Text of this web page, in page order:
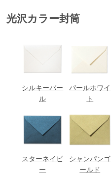
光沢カラー封筒
シルキーパー
ル
パールホワイ
ト
スターネイビ
ー
シャンパンゴ
ールド